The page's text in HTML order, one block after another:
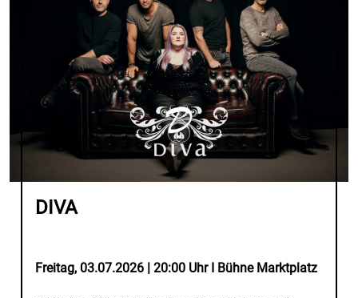
DIVA
Freitag, 03.07.2026 | 20:00 Uhr I Bühne Marktplatz